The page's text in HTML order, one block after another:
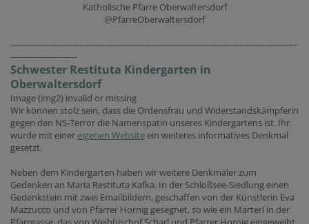
Katholische Pfarre Oberwaltersdorf
@PfarreOberwaltersdorf
--------------------------------------------------------------------------------------------------------
------------------------
Schwester Restituta Kindergarten in
Oberwaltersdorf
Image (img2) invalid or missing
Wir können stolz sein, dass die Ordensfrau und Widerstandskämpferin
gegen den NS-Terror die Namenspatin unseres Kindergartens ist. Ihr
wurde mit einer eigenen Website ein weiteres informatives Denkmal
gesetzt.
Neben dem Kindergarten haben wir weitere Denkmäler zum
Gedenken an Maria Restituta Kafka. In der Schloßsee-Siedlung einen
Gedenkstein mit zwei Emailbildern, geschaffen von der Künstlerin Eva
Mazzucco und von Pfarrer Hornig gesegnet, so wie ein Marterl in der